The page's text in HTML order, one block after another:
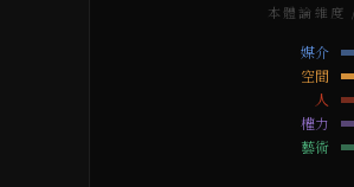
本體論維
媒介
空間
人
權力
藝術